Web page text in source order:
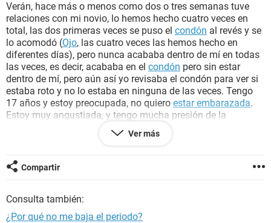
BIENESTAR
SEXUALIDAD
GLOSARIO
Verán, hace más o menos como dos o tres semanas tuve
relaciones con mi novio, lo hemos hecho cuatro veces en
total, las dos primeras veces se puso el condón al revés y se
lo acomodó (Ojo, las cuatro veces las hemos hecho en
diferentes días), pero nunca acababa dentro de mí en todas
las veces, es decir, acababa en el condón pero sin estar
dentro de mí, pero aún así yo revisaba el condón para ver si
estaba roto y no lo estaba en ninguna de las veces. Tengo
17 años y estoy preocupada, no quiero estar embarazada.
Estoy muy angustiada, y tengo mucha presión de la
universidad. Así que no sé que será. Necesito que me
PD: Hace dos meses murió una amiga, y mi periodo solía ser
regular hasta ese día, e incluso unos días después me bajó
Hace como un mes me pasó lo mismo, pero esa vez no me
bajó el periodo. Y en ese tiempo aún era virgen.
Ver más
Compartir
Consulta también:
¿Por qué no me baja el periodo?